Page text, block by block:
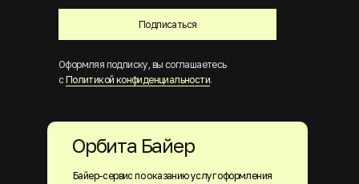
Подписаться
Оформляя подписку, вы соглашаетесь
с Политикой конфиденциальности.
Байер-сервис по оказанию услуг оформления
Орбита Байер